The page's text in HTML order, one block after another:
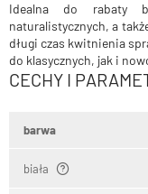
Idealna do rabaty
naturalistycznych, a
długi czas kwitnienia
do klasycznych, jak i
CECHY I
barwa
biała